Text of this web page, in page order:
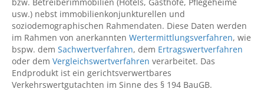
bzw. Betreiberimmobilien (Hotels, Gasthöfe, Pflegeheime
usw.) nebst immobilienkonjunkturellen und
soziodemographischen Rahmendaten. Diese Daten werden
im Rahmen von anerkannten Wertermittlungsverfahren, wie
bspw. dem Sachwertverfahren, dem Ertragswertverfahren
oder dem Vergleichswertverfahren verarbeitet. Das
Endprodukt ist ein gerichtsverwertbares
Verkehrswertgutachten im Sinne des § 194 BauGB.